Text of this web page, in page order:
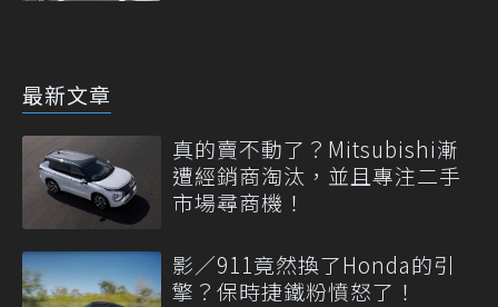
最新文章
真的賣不動了？Mitsubishi漸
遭經銷商淘汰，並且專注二手
市場尋商機！
影／911竟然換了Honda的引
擎？保時捷鐵粉憤怒了！